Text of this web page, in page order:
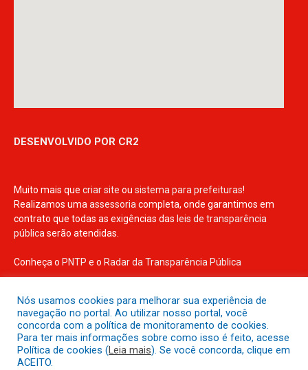
DESENVOLVIDO POR CR2
Muito mais que criar site ou sistema para prefeituras!
Realizamos uma assessoria completa, onde garantimos em
contrato que todas as exigências das leis de transparência
pública serão atendidas.
Conheça o PNTP e o Radar da Transparência Pública
Todos os direitos reservados a Prefeitura Municipal de Irituia
Mapa do Site
Nós usamos cookies para melhorar sua experiência de
navegação no portal. Ao utilizar nosso portal, você
concorda com a política de monitoramento de cookies.
Para ter mais informações sobre como isso é feito, acesse
Política de cookies (Leia mais). Se você concorda, clique em
ACEITO.